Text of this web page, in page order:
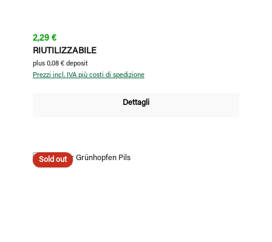
Prezzo normale:
2,29 €
RIUTILIZZABILE
plus 0,08 € deposit
Prezzi incl. IVA più costi di spedizione
Dettagli
Sold out